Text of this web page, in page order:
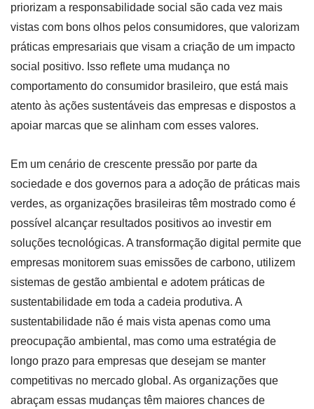
priorizam a responsabilidade social são cada vez mais
vistas com bons olhos pelos consumidores, que valorizam
práticas empresariais que visam a criação de um impacto
social positivo. Isso reflete uma mudança no
comportamento do consumidor brasileiro, que está mais
atento às ações sustentáveis das empresas e dispostos a
apoiar marcas que se alinham com esses valores.
Em um cenário de crescente pressão por parte da
sociedade e dos governos para a adoção de práticas mais
verdes, as organizações brasileiras têm mostrado como é
possível alcançar resultados positivos ao investir em
soluções tecnológicas. A transformação digital permite que
empresas monitorem suas emissões de carbono, utilizem
sistemas de gestão ambiental e adotem práticas de
sustentabilidade em toda a cadeia produtiva. A
sustentabilidade não é mais vista apenas como uma
preocupação ambiental, mas como uma estratégia de
longo prazo para empresas que desejam se manter
competitivas no mercado global. As organizações que
abraçam essas mudanças têm maiores chances de